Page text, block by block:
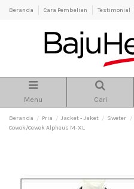
Beranda Cara Pembelian Testimonial
Menu Cari
Beranda Pria Jacket - Jaket Sweter
Cowok/Cewek Alpheus M-XL